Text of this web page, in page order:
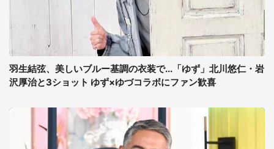
羽生結弦、美しいブルー基調の衣装で...「ゆず」北川悠仁・岩
沢厚治と3ショット ゆず×ゆづコラボにファン歓喜